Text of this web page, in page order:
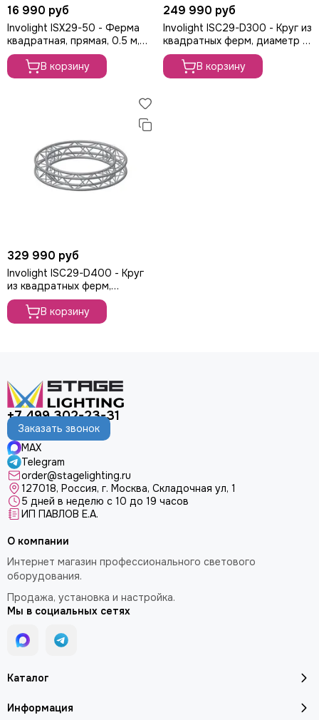
16 990 руб
Involight ISX29-50 - Ферма
квадратная, прямая, 0.5 м,
290 мм, труба 50 м (4 шт.
CC29SET в комплекте)
В корзину
249 990 руб
Involight ISC29-D300 - Круг из
квадратных ферм, диаметр 3
м, 290 мм, труба 50 мм
В корзину
329 990 руб
Involight ISC29-D400 - Круг
из квадратных ферм,
диаметр 4 м, 290 мм, труба
50 мм В корзину
+7 499 302-23-31
Заказать звонок
MAX
Telegram
order@stagelighting.ru
127018, Россия, г. Москва, Складочная ул, 1
5 дней в неделю с 10 до 19 часов
ИП ПАВЛОВ Е.А.
Каталог
Информация
О компании
Интернет магазин профессионального светового
оборудования.
Продажа, установка и настройка.
Мы в социальных сетях